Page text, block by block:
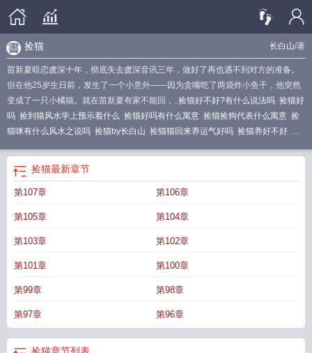
长白山/著
捡猫
苗新夏暗恋虞深十年，彻底失去虞深音讯三年，做好了再也遇不到对方的准备。
但在他25岁生日前，发生了一个小意外——因为贪嘴吃了两袋炸小鱼干，他突然
变成了一只小橘猫。就在苗新夏有家不能回，..捡猫好不好?有什么说法吗 捡猫好
吗 捡到猫风水学上预示着什么 捡猫好吗有什么寓意 捡猫捡狗代表什么寓意 捡
猫咪有什么风水之说吗 捡猫by长白山 捡猫猫回来养运气好吗 捡猫养好不好 捡
养会对人运气不好吗捡猫怪
养会给人带来灾祸吗
养有什么说法?
捡猫最新章节
第107章 第106章
第105章 第104章
第103章 第102章
第101章 第100章
第99章 第98章
第97章 第96章